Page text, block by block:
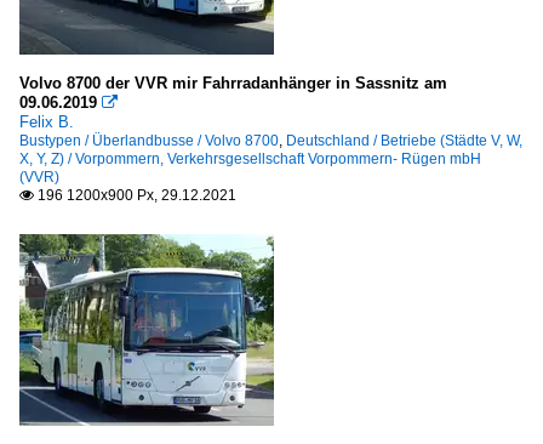
Volvo 8700 der VVR mir Fahrradanhänger in Sassnitz am
09.06.2019 
Felix B.
Bustypen / Überlandbusse / Volvo 8700, Deutschland / Betriebe (Städte V, W,
X, Y, Z) / Vorpommern, Verkehrsgesellschaft Vorpommern- Rügen mbH
(VVR)
 196 1200x900 Px, 29.12.2021